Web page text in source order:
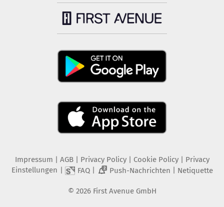
Impressum AGB Privacy Policy| Cookie Policy| Privacy
Einstellungen
FAQ| 2 Push-Nachrichten Netiquette
© 2026 First Avenue GmbH